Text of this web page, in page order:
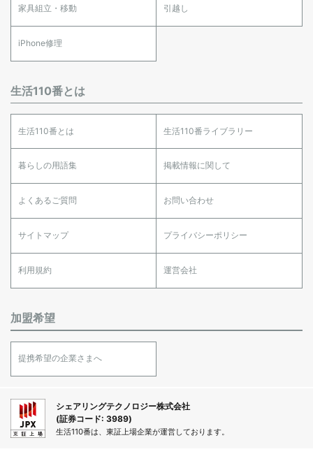
家具組立・移動 引越し
iPhone修理
生活110番とは
生活110番とは 生活110番ライブラリー
暮らしの用語集 掲載情報に関して
よくあるご質問 お問い合わせ
サイトマップ プライバシーポリシー
利用規約 運営会社
加盟希望
提携希望の企業さまへ
シェアリングテクノロジー株式会社
(証券コード: 3989)
生活110番は、東証上場企業が運営しております。